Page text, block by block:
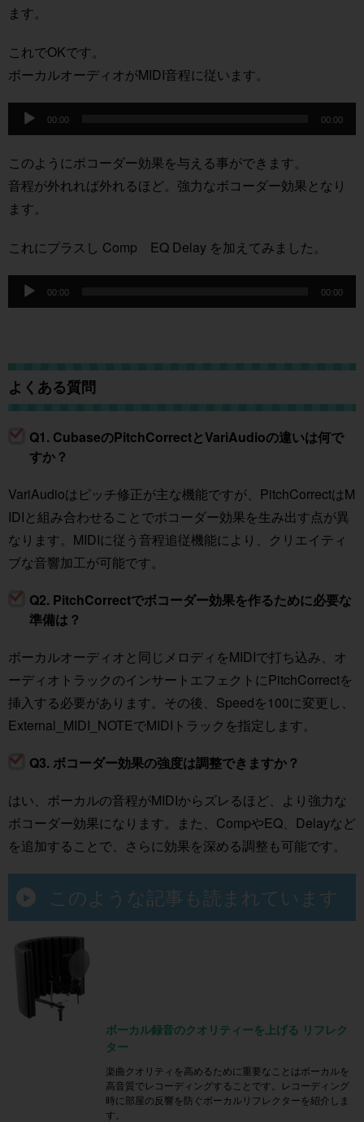
ます。
これでOKです。
ボーカルオーディオがMIDI音程に従います。
音
プ
ー
ヤ
ー
00:00 00:00
このようにボコーダー効果を与える事ができます。
音程が外れれば外れるほど。強力なボコーダー効果となり
ます。
これにプラスし Comp EQ Delay を加えてみました。
音
プ
ー
00:00 00:00
よくある質問
Q1. CubaseのPitchCorrectとVariAudioの違いは何で
すか？
VariAudioはピッチ修正が主な機能ですが、PitchCorrectはM
IDIと組み合わせることでボコーダー効果を生み出す点が異
なります。MIDIに従う音程追従機能により、クリエイティ
ブな音響加工が可能です。
Q2. PitchCorrectでボコーダー効果を作るために必要な
準備は？
ボーカルオーディオと同じメロディをMIDIで打ち込み、オ
ーディオトラックのインサートエフェクトにPitchCorrectを
挿入する必要があります。その後、Speedを100に変更し、
External_MIDI_NOTEでMIDIトラックを指定します。
Q3. ボコーダー効果の強度は調整できますか？
はい、ボーカルの音程がMIDIからズレるほど、より強力な
ボコーダー効果になります。また、CompやEQ、Delayなど
を追加することで、さらに効果を深める調整も可能です。
このような記事も読まれています
ボーカル録音のクオリティーを上げる リフレク
ター
楽曲クオリティを高めるために重要なことはボーカルを
高音質でレコーディングすることです。レコーディング
時に部屋の反響を防ぐボーカルリフレクターを紹介しま
す。